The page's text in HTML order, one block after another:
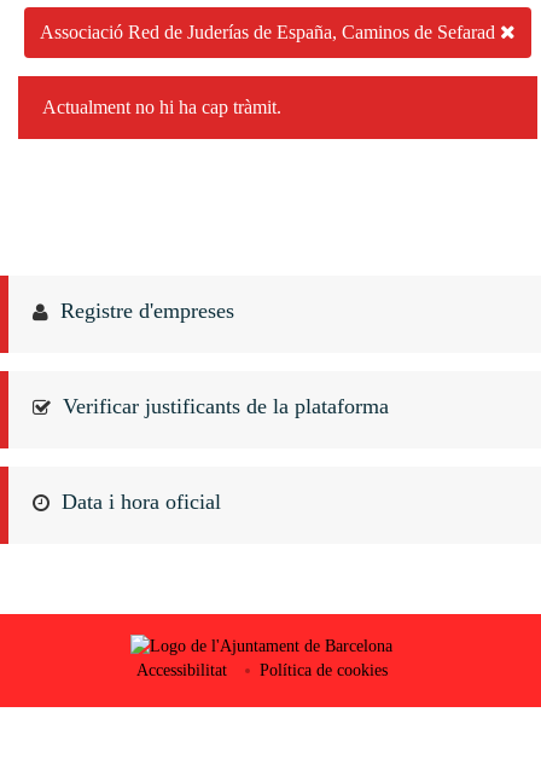
Associació Red de Juderías de España, Caminos de Sefarad
Actualment no hi ha cap tràmit.
Registre d'empreses
Verificar justificants de la plataforma
Data i hora oficial
Accessibilitat Política de cookies